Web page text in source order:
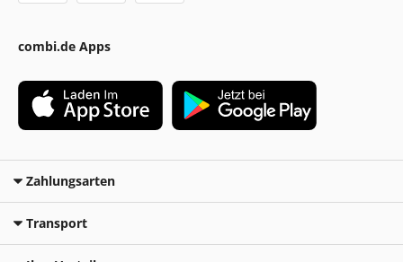
combi.de Apps
Zahlungsarten
Transport